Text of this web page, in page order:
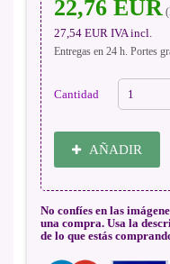
22,76 EUR
27,54 EUR IVA incl.
Entregas en 24 h. Portes
Cantidad
AÑADIR
No confíes en las
una compra. Usa la
de lo que estás